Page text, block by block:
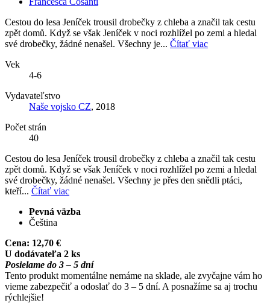
Cestou do lesa Jeníček trousil drobečky z chleba a značil tak cestu
zpět domů. Když se však Jeníček v noci rozhlížel po zemi a hledal
své drobečky, žádné nenašel. Všechny je... Čítať viac
Vek
4-6
Vydavateľstvo
Naše vojsko CZ, 2018
Počet strán
40
Cestou do lesa Jeníček trousil drobečky z chleba a značil tak cestu
zpět domů. Když se však Jeníček v noci rozhlížel po zemi a hledal
své drobečky, žádné nenašel. Všechny je přes den snědli ptáci,
kteří... Čítať viac
Pevná väzba
Čeština
Cena: 12,70 €
U dodávateľa 2 ks
Posielame do 3 – 5 dní
Tento produkt momentálne nemáme na sklade, ale zvyčajne vám ho
vieme zabezpečiť a odoslať do 3 – 5 dní. A posnažíme sa aj trochu
rýchlejšie!